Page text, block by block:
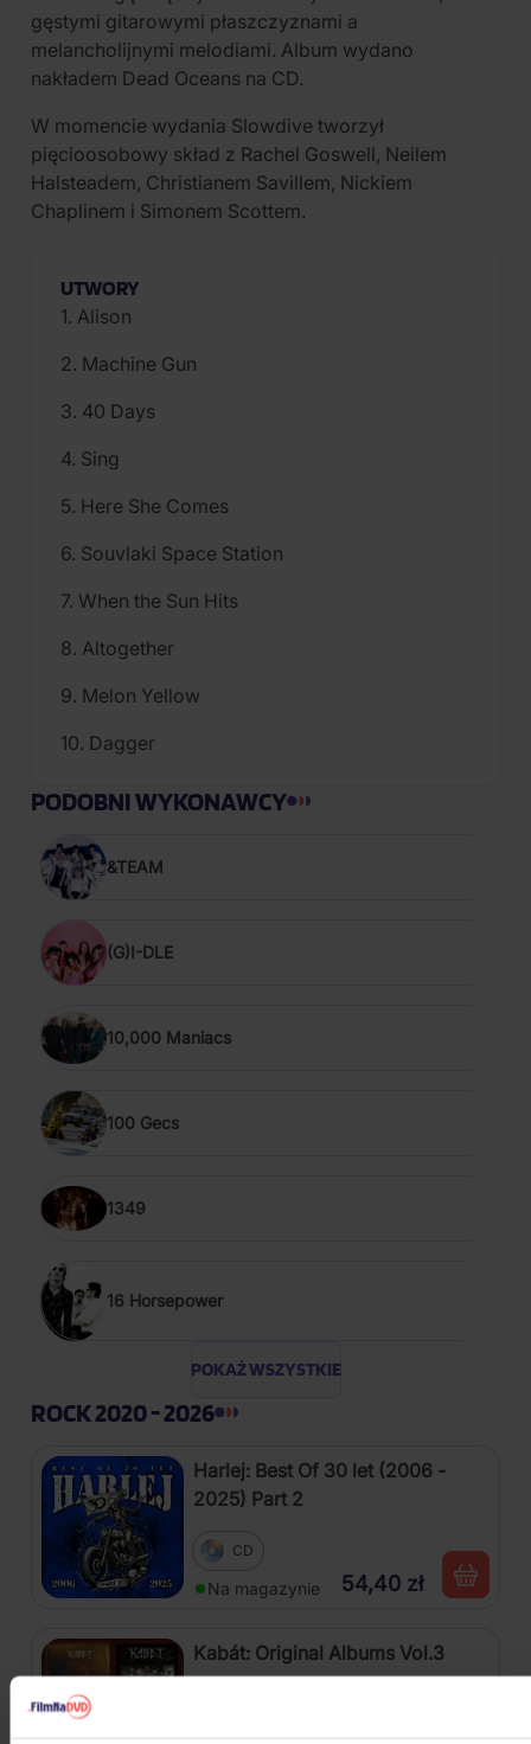
gęstymi gitarowymi płaszczyznami a
melancholijnymi melodiami. Album wydano
nakładem Dead Oceans na CD.
W momencie wydania Slowdive tworzył
pięcioosobowy skład z Rachel Goswell, Neilem
Halsteadem, Christianem Savillem, Nickiem
Chaplinem i Simonem Scottem.
UTWORY
1. Alison
2. Machine Gun
3. 40 Days
4. Sing
5. Here She Comes
6. Souvlaki Space Station
7. When the Sun Hits
8. Altogether
9. Melon Yellow
10. Dagger
PODOBNI WYKONAWCY
&TEAM
(G)I-DLE
10,000 Maniacs
100 Gecs
1349
16 Horsepower
POKAŻ WSZYSTKIE
ROCK 2020 - 2026
Harlej: Best Of 30 let (2006 -
2025) Part 2
CD
Na magazynie 54,40 zł
Kabát: Original Albums Vol.3